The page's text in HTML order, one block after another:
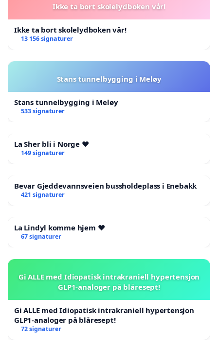
Ikke ta bort skolelydboken vår!
Ikke ta bort skolelydboken vår!
13 156 signaturer
Stans tunnelbygging i Meløy
Stans tunnelbygging i Meløy
533 signaturer
La Sher bli i Norge ❤️
149 signaturer
Bevar Gjeddevannsveien bussholdeplass i Enebakk
421 signaturer
La Lindyl komme hjem ❤️
67 signaturer
Gi ALLE med Idiopatisk intrakraniell hypertensjon
GLP1-analoger på blåresept!
Gi ALLE med Idiopatisk intrakraniell hypertensjon
GLP1-analoger på blåresept!
72 signaturer